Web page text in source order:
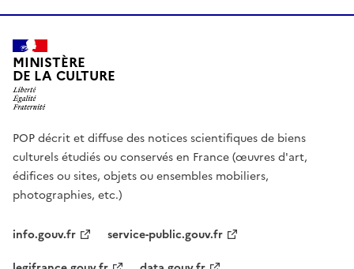
MINISTÈRE
DE LA CULTURE
POP décrit et diffuse des notices scientifiques de biens
culturels étudiés ou conservés en France (œuvres d'art,
édifices ou sites, objets ou ensembles mobiliers,
photographies, etc.)
info.gouv.fr
service-public.gouv.fr